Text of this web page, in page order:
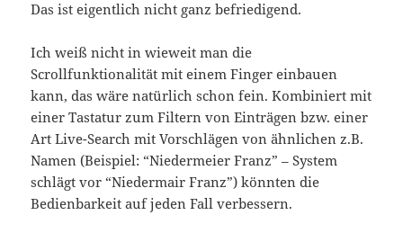
Das ist eigentlich nicht ganz befriedigend.
Ich weiß nicht in wieweit man die
Scrollfunktionalität mit einem Finger einbauen
kann, das wäre natürlich schon fein. Kombiniert mit
einer Tastatur zum Filtern von Einträgen bzw. einer
Art Live-Search mit Vorschlägen von ähnlichen z.B.
Namen (Beispiel: “Niedermeier Franz” – System
schlägt vor “Niedermair Franz”) könnten die
Bedienbarkeit auf jeden Fall verbessern.